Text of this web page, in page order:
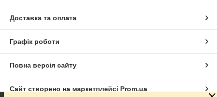
Доставка та оплата
Графік роботи
Повна версія сайту
Сайт створено на маркетплейсі Prom.ua